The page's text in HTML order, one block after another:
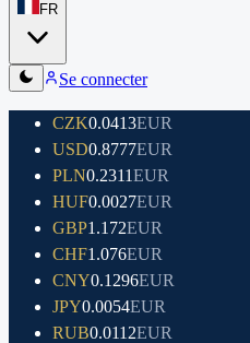
FR
Se connecter
CZK0.0413EUR
USD0.8777EUR
PLN0.2311EUR
HUF0.0027EUR
GBP1.172EUR
CHF1.076EUR
CNY0.1296EUR
JPY0.0054EUR
RUB0.0112EUR